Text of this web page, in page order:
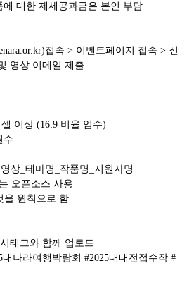
대한 제세공과금은 본인 부담
접속 > 이벤트페이지 접속 > 신
영상 이메일 제출
이상 (16:9 비율 엄수)
수
상_테마명_작품명_지원자명
오픈소스 사용
을 원칙으로 함
태그와 함께 업로드
나라여행박람회 #2025내내전접수작 #